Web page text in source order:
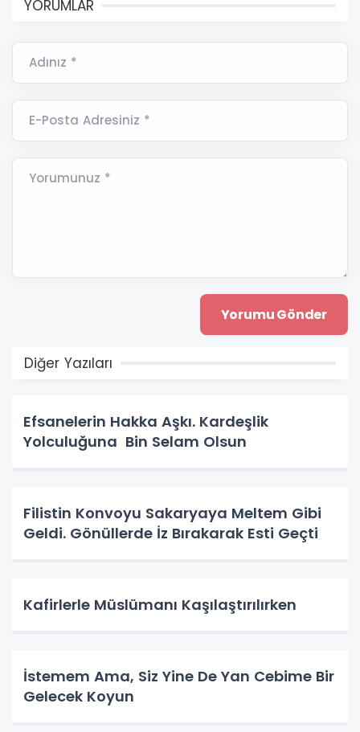
YORUMLAR
Adınız *
E-Posta Adresiniz *
Yorumunuz *
Diğer Yazıları
Efsanelerin Hakka Aşkı. Kardeşlik
Yolculuğuna Bin Selam Olsun
Filistin Konvoyu Sakaryaya Meltem Gibi
Geldi. Gönüllerde İz Bırakarak Esti Geçti
Kafirlerle Müslümanı Kaşılaştırılırken
İstemem Ama, Siz Yine De Yan Cebime Bir
Gelecek Koyun